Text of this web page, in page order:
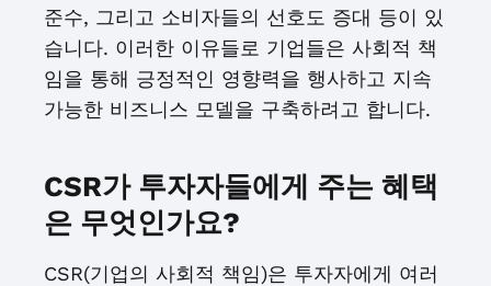
준수, 그리고 소비자들의 선호도 증대 등이 있
습니다. 이러한 이유들로 기업들은 사회적 책
임을 통해 긍정적인 영향력을 행사하고 지속
가능한 비즈니스 모델을 구축하려고 합니다.
CSR가 투자자들에게 주는 혜택
은 무엇인가요?
CSR(기업의 사회적 책임)은 투자자에게 여러